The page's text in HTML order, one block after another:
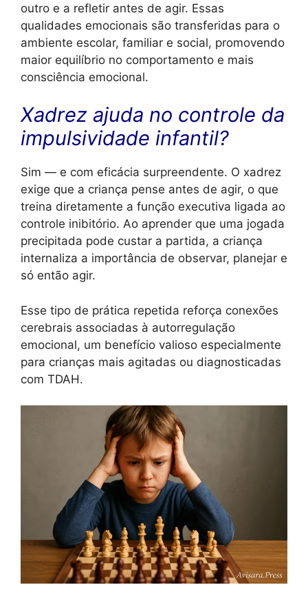
outro e a refletir antes de agir. Essas
qualidades emocionais são transferidas para o
ambiente escolar, familiar e social, promovendo
maior equilíbrio no comportamento e mais
consciência emocional.
Xadrez ajuda no controle da
impulsividade infantil?
Sim — e com eficácia surpreendente. O xadrez
exige que a criança pense antes de agir, o que
treina diretamente a função executiva ligada ao
controle inibitório. Ao aprender que uma jogada
precipitada pode custar a partida, a criança
internaliza a importância de observar, planejar e
só então agir.
Esse tipo de prática repetida reforça conexões
cerebrais associadas à autorregulação
emocional, um benefício valioso especialmente
para crianças mais agitadas ou diagnosticadas
com TDAH.